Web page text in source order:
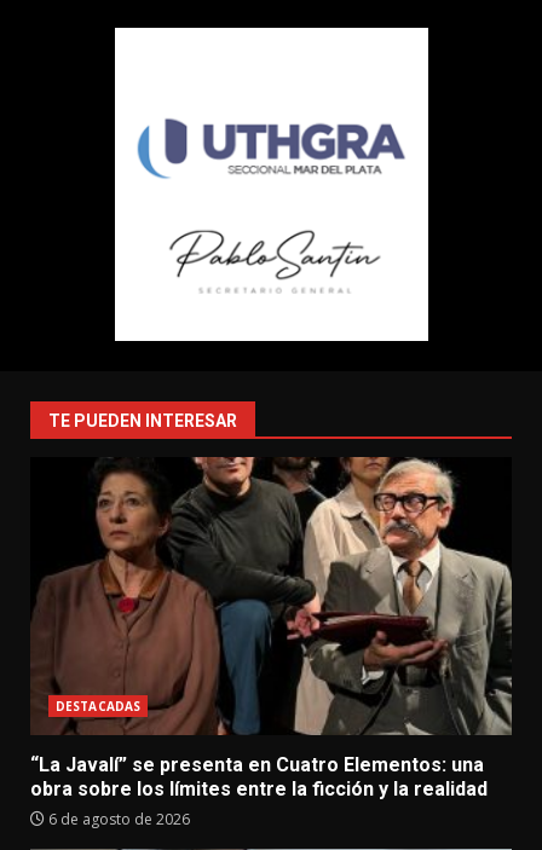
TE PUEDEN INTERESAR
DESTACADAS
“La Javalí” se presenta en Cuatro Elementos: una
obra sobre los límites entre la ficción y la realidad
6 de agosto de 2026